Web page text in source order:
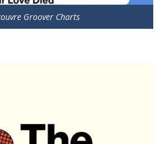
Groover Charts